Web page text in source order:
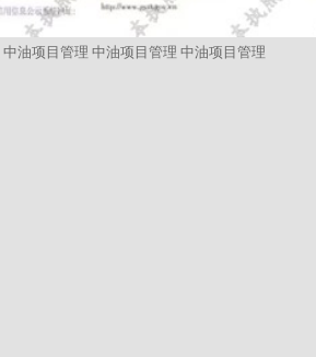
中油项目管理 中油项目管理 中油项目管理